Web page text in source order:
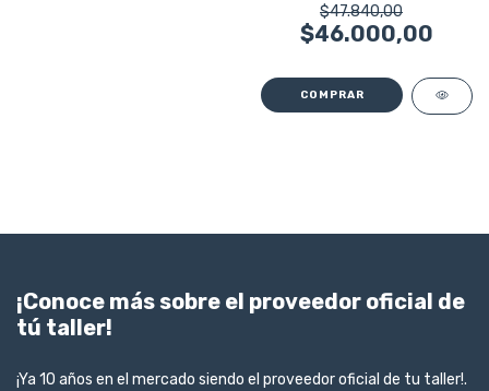
$47.840,00
$46.000,00
¡Conoce más sobre el proveedor oficial de
tú taller!
¡Ya 10 años en el mercado siendo el proveedor oficial de tu taller!.